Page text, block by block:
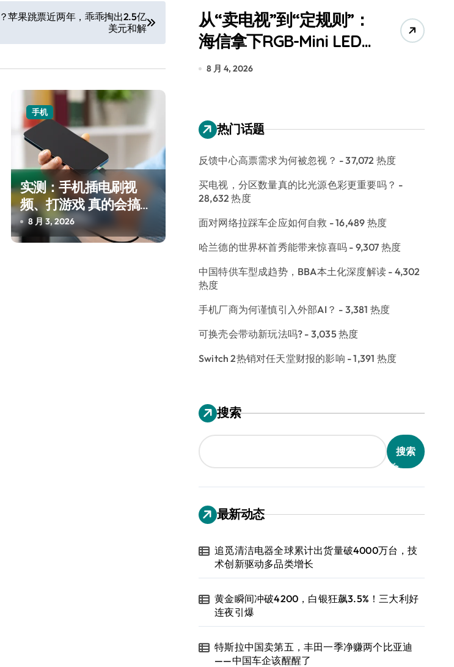
苹果跳票近两年，乖乖掏出2.5亿
美元和解
手机
实测：手机插电刷视
频、打游戏 真的会搞坏
电池吗？
8 月 3, 2026
洁电器全球累计出
4000万台，技术
从“卖电视”到“定规则”：
海信拿下RGB-Mini LED
全球话语权
8 月 4, 2026
热门话题
反馈中心高票需求为何被忽视？ - 37,072 热度
买电视，分区数量真的比光源色彩更重要吗？ -
28,632 热度
面对网络拉踩车企应如何自救 - 16,489 热度
哈兰德的世界杯首秀能带来惊喜吗 - 9,307 热度
中国特供车型成趋势，BBA本土化深度解读 - 4,302
热度
手机厂商为何谨慎引入外部AI？ - 3,381 热度
可换壳会带动新玩法吗? - 3,035 热度
Switch 2热销对任天堂财报的影响 - 1,391 热度
搜索
搜索
最新动态
追觅清洁电器全球累计出货量破4000万台，技
术创新驱动多品类增长
黄金瞬间冲破4200，白银狂飙3.5%！三大利好
连夜引爆
特斯拉中国卖第五，丰田一季净赚两个比亚迪
——中国车企该醒醒了